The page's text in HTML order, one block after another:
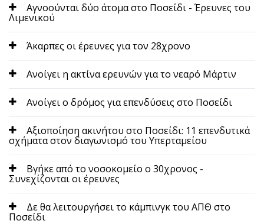
Αγνοούνται δύο άτομα στο Ποσείδι - Έρευνες του
Λιμενικού
Άκαρπες οι έρευνες για τον 28χρονο
Ανοίγει η ακτίνα ερευνών για το νεαρό Μάρτιν
Ανοίγει ο δρόμος για επενδύσεις στο Ποσείδι
Αξιοποίηση ακινήτου στο Ποσείδι: 11 επενδυτικά
σχήματα στον διαγωνισμό του Υπερταμείου
Βγήκε από το νοσοκομείο ο 30χρονος -
Συνεχίζονται οι έρευνες
Δε θα λειτουργήσει το κάμπινγκ του ΑΠΘ στο
Ποσείδι